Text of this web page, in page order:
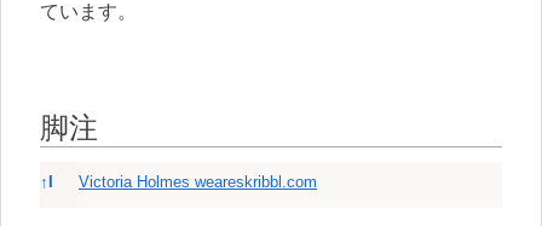
ています。
脚注
脚注
↑ Victoria Holmes weareskribbl.com